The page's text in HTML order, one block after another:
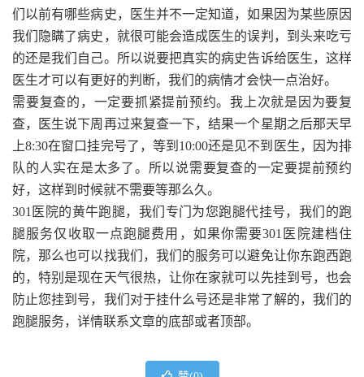
们以前有哪些病史，医生并不一定知道，如果因为某些原因
我们隐瞒了病史，就很可能会造成医生的误判，到头来吃亏
的还是我们自己。所以说要把真实的病史告诉给医生，这样
医生才可以有更好的判断，我们的病情才会快一点治好。
需要复查的，一定要抓紧提前预约。我上次就是因为要复
查，医生说下周再过来复查一下，结果一个星期之后那天早
上8:30在窗口挂完号了，等到10:00还是见不到医生，因为排
队的人实在是太多了。所以说需要复查的一定要提前预约
好，这样到时候就不需要等那么久。
301医院的黄牛跑腿，我们专门为您跑腿代挂号，我们的跑
腿服务仅收取一点跑腿费用，如果你需要301医院建档住
院，那么也可以找我们，我们的服务可以避免让你东跑西跑
的，特别是现在天气很热，让你在家就可以先挂到号，也会
防止您挂到号，我们对于挂什么号还是非常了解的，我们的
跑腿服务，详情联系文章的底部或者顶部。